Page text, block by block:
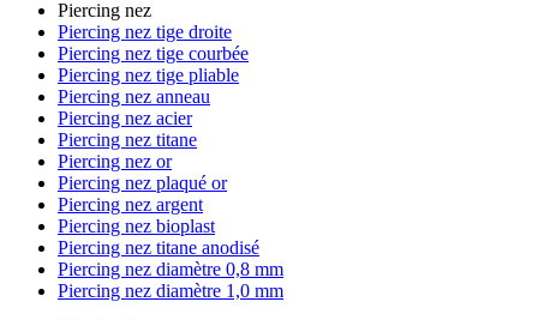
Piercing nez
Piercing nez tige droite
Piercing nez tige courbée
Piercing nez tige pliable
Piercing nez anneau
Piercing nez acier
Piercing nez titane
Piercing nez or
Piercing nez plaqué or
Piercing nez argent
Piercing nez bioplast
Piercing nez titane anodisé
Piercing nez diamètre 0,8 mm
Piercing nez diamètre 1,0 mm